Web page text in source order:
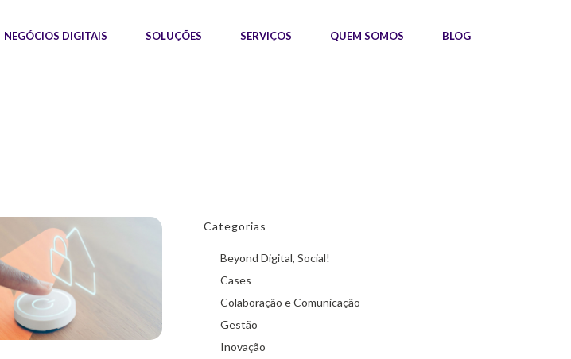
NEGÓCIOS DIGITAIS SOLUÇÕES SERVIÇOS QUEM SOMOS BLOG
Categorias
Beyond Digital, Social!
Cases
Colaboração e Comunicação
Gestão
Inovação